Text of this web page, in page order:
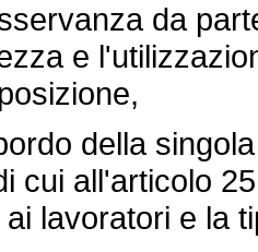
da
e
della singola
cui all'articolo
lavoratori e la